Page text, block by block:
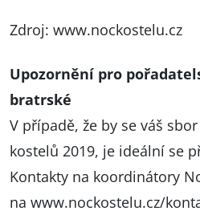
Zdroj: www.nockostelu.cz
Upozornění pro
bratrské
V případě, že by se váš
kostelů 2019, je ideální se
Kontakty na koordinátory
na www.nockostelu.cz/